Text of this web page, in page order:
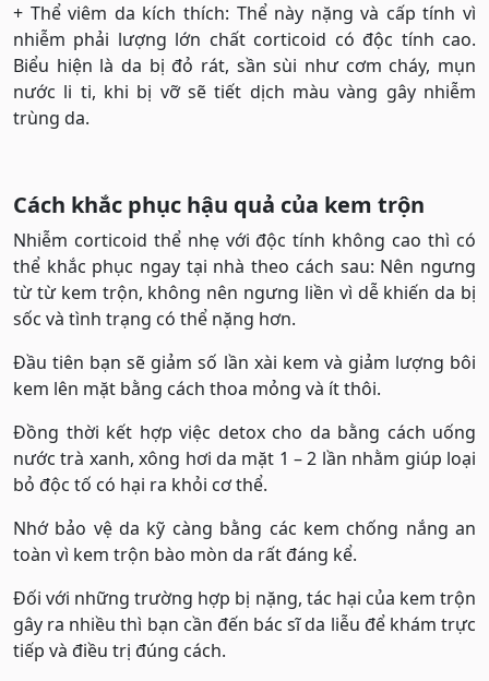
+ Thể viêm da kích thích: Thể này nặng và cấp tính vì
nhiễm phải lượng lớn chất corticoid có độc tính cao.
Biểu hiện là da bị đỏ rát, sần sùi như cơm cháy, mụn
nước li ti, khi bị vỡ sẽ tiết dịch màu vàng gây nhiễm
trùng da.
Cách khắc phục hậu quả của kem trộn
Nhiễm corticoid thể nhẹ với độc tính không cao thì có
thể khắc phục ngay tại nhà theo cách sau: Nên ngưng
từ từ kem trộn, không nên ngưng liền vì dễ khiến da bị
sốc và tình trạng có thể nặng hơn.
Đầu tiên bạn sẽ giảm số lần xài kem và giảm lượng bôi
kem lên mặt bằng cách thoa mỏng và ít thôi.
Đồng thời kết hợp việc detox cho da bằng cách uống
nước trà xanh, xông hơi da mặt 1 – 2 lần nhằm giúp loại
bỏ độc tố có hại ra khỏi cơ thể.
Nhớ bảo vệ da kỹ càng bằng các kem chống nắng an
toàn vì kem trộn bào mòn da rất đáng kể.
Đối với những trường hợp bị nặng, tác hại của kem trộn
gây ra nhiều thì bạn cần đến bác sĩ da liễu để khám trực
tiếp và điều trị đúng cách.